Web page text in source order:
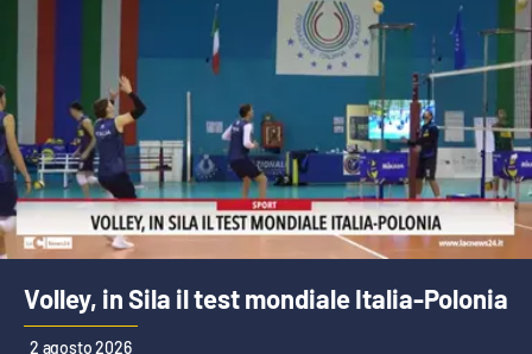
Volley, in Sila il test mondiale Italia-Polonia
2 agosto 2026